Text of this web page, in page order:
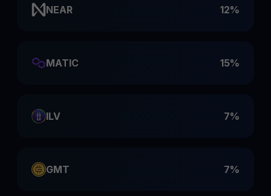
NEAR 12%
MATIC 15%
ILV 7%
GMT 7%